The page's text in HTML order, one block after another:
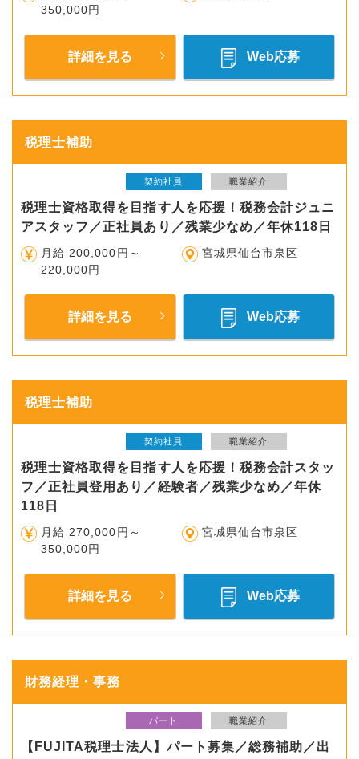
350,000円
詳細を見る Web応募
税理士補助
契約社員 職業紹介
税理士資格取得を目指す人を応援！税務会計ジュニ
アスタッフ／正社員あり／残業少なめ／年休118日
月給 200,000円～
220,000円
宮城県仙台市泉区
詳細を見る Web応募
税理士補助
契約社員 職業紹介
税理士資格取得を目指す人を応援！税務会計スタッ
フ／正社員登用あり／経験者／残業少なめ／年休
118日
月給 270,000円～
350,000円
宮城県仙台市泉区
詳細を見る Web応募
財務経理・事務
パート 職業紹介
【FUJITA税理士法人】パート募集／総務補助／出